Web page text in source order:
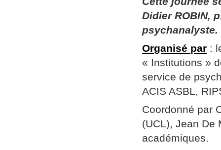
Didier ROBIN,
psychanalyste.
Organisé par :
« Institutions »
service de
ACIS ASBL,
Coordonné par
(UCL), Jean De
académiques.